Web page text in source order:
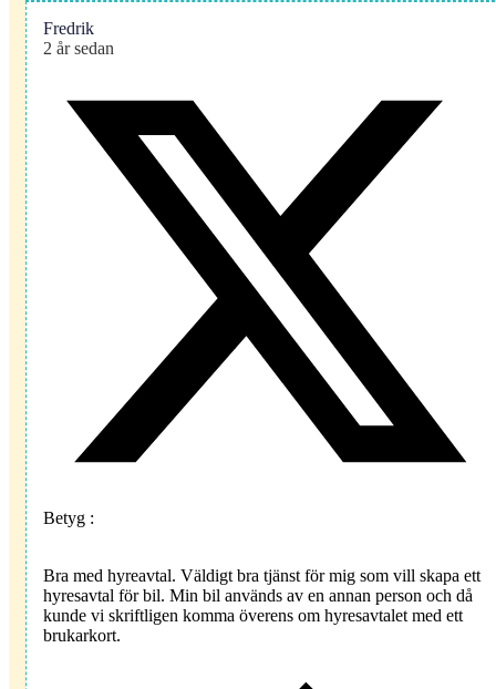
Fredrik
2 år sedan
Betyg :
Bra med hyreavtal. Väldigt bra tjänst för mig som vill skapa ett
hyresavtal för bil. Min bil används av en annan person och då
kunde vi skriftligen komma överens om hyresavtalet med ett
brukarkort.